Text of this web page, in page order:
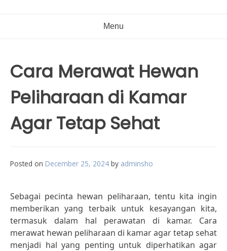
Menu
Cara Merawat Hewan
Peliharaan di Kamar
Agar Tetap Sehat
Posted on December 25, 2024 by adminsho
Sebagai pecinta hewan peliharaan, tentu kita ingin
memberikan yang terbaik untuk kesayangan kita,
termasuk dalam hal perawatan di kamar. Cara
merawat hewan peliharaan di kamar agar tetap sehat
menjadi hal yang penting untuk diperhatikan agar